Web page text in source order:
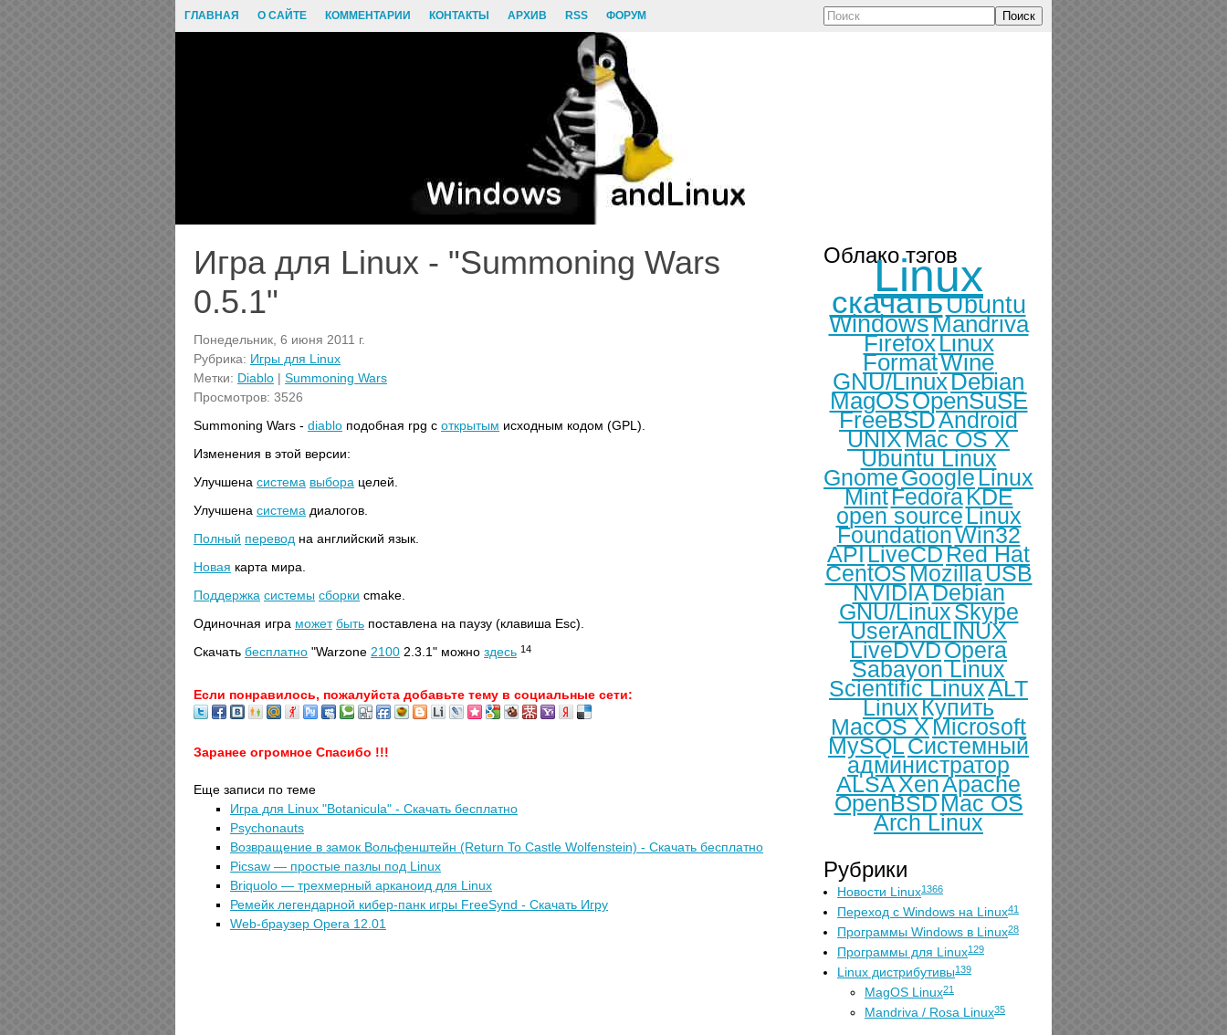
ГЛАВНАЯ О САЙТЕ КОММЕНТАРИИ КОНТАКТЫ АРХИВ RSS ФОРУМ Поиск
Игра для Linux - "Summoning Wars
0.5.1"
Понедельник, 6 июня 2011 г.
Рубрика: Игры для Linux
Метки: Diablo | Summoning Wars
Просмотров: 3526
Summoning Wars - diablo подобная rpg с открытым исходным кодом (GPL).
Изменения в этой версии:
Улучшена система выбора целей.
Улучшена система диалогов.
Полный перевод на английский язык.
Новая карта мира.
Поддержка системы сборки cmake.
Одиночная игра может быть поставлена на паузу (клавиша Esc).
Скачать бесплатно "Warzone 2100 2.3.1" можно здесь 14
Если понравилось, пожалуйста добавьте тему в социальные сети:
Заранее огромное Спасибо !!!
Еще записи по теме
Игра для Linux "Botanicula" - Скачать бесплатно
Psychonauts
Возвращение в замок Вольфенштейн (Return To Castle Wolfenstein) - Скачать бесплатно
Picsaw — простые пазлы под Linux
Briquolo — трехмерный арканоид для Linux
Ремейк легендарной кибер-панк игры FreeSynd - Скачать Игру
Web-браузер Opera 12.01
Облако тэгов
Linux
скачатьUbuntu
WindowsMandriva
FirefoxLinux
FormatWine
GNU/LinuxDebian
MagOSOpenSuSE
FreeBSDAndroid
UNIXMac OS X
Ubuntu Linux
GnomeGoogleLinux
MintFedoraKDE
open sourceLinux
FoundationWin32
APILiveCDRed Hat
CentOSMozillaUSB
NVIDIADebian
GNU/LinuxSkype
UserAndLINUX
LiveDVDOpera
Sabayon Linux
Scientific LinuxALT
LinuxКупить
MacOS XMicrosoft
MySQLСистемный
администратор
ALSAXenApache
OpenBSD Mac OS
Arch Linux
Рубрики
Новости Linux1366
Переход с Windows на Linux41
Программы Windows в Linux28
Программы для Linux129
Linux дистрибутивы139
MagOS Linux21
Mandriva / Rosa Linux35